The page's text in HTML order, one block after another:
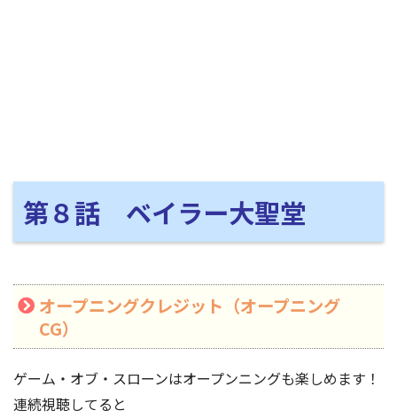
第８話 ベイラー大聖堂
オープニングクレジット（オープニング
CG）
ゲーム・オブ・スローンはオープンニングも楽しめます！
連続視聴してると